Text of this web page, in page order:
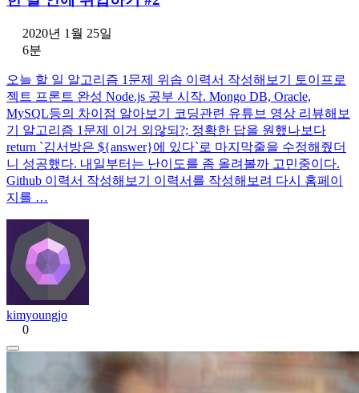
2020년 1월 25일
6분
오늘 할 일 알고리즘 1문제 위솝 이력서 작성해보기 토이프로
젝트 프론트 완성 Node.js 공부 시작. Mongo DB, Oracle,
MySQL등의 차이점 알아보기 코딩관련 유튜브 영상 리뷰해보
기 알고리즘 1문제 이거 외않되?; 정확한 답을 원했나보다
return `김서방은 ${answer}에 있다`로 마지막줄을 수정해줬더
니 성공했다. 내일부터는 난이도를 좀 올려볼까 고민중이다.
Github 이력서 작성해보기 이력서를 작성해보려 다시 홈페이
지를 …
kimyoungjo
0